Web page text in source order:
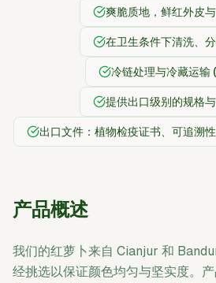
爽脆质地，鲜红外皮
在卫生条件下清洗、
冷链处理与冷藏运输
提供出口级别的规格
出口文件：植物检疫证书、可追溯
产品概述
我们的红萝卜来自 Cianjur 和
经挑选以保证颜色均匀与坚实度。